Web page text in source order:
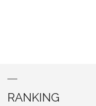
RANKING